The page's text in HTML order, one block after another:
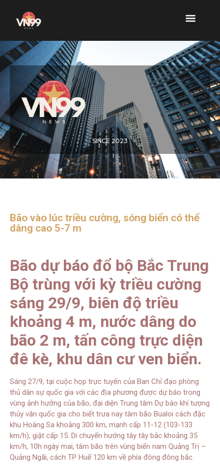
SINCE 2023
Bão vào lúc triều cường, sóng biển có thể
dâng cao 5-7 m
Bão dự báo đổ bộ Bắc Trung
Bộ trùng với kỳ triều cường
sáng 29/9, biên độ triều
khoảng 4 m, nước dâng do
bão 2 m, tấn công trực diện
đê kè, khu dân cư ven biển.
Sáng 27/9, tại cuộc họp trực tuyến của Ban Chỉ đạo phòng
thủ dân sự quốc gia với các địa phương được dự báo trong
vùng ảnh hưởng của bão, đại diện Trung tâm Dự báo khí tượng
thủy văn quốc gia cho biết trưa nay tâm bão Bualoi cách đặc
khu Hoàng Sa khoảng 300 km, mạnh cấp 11-12 (103-133
km/h), giật cấp 15. Di chuyển hướng tây tây bắc khoảng 35
km/h, 10h ngày mai, tâm bão trên vùng biển nam Quảng Trị –
Quảng Ngãi, cách TP Huế 120 km về phía đông đông bắc.